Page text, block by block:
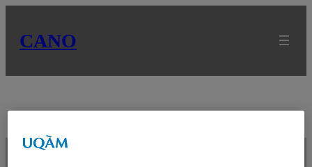
CANO
Sonde de mesure du flux de